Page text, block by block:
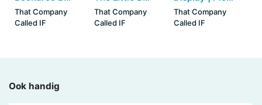
That Company
Called IF
That Company
Called IF
That Company
Called IF
Ook handig